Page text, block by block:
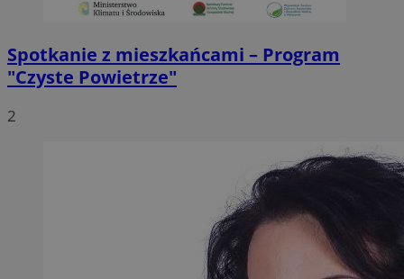
Spotkanie z mieszkańcami – Program
"Czyste Powietrze"
2